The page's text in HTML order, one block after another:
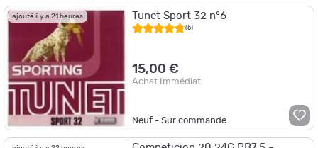
ajouté il y a 21 heures Tunet Sport 32 n°6
(5)
15,00 €
Achat Immédiat
Neuf - Sur commande